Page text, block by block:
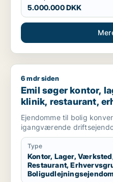
5.000.000 DKK
Emil søger kontor, lager,
6 mdr siden
Emil søger kontor,
klinik, restaurant,
produktionslokaler
Nordsjælland
Ejendomme til bolig
igangværende
Type
Kontor, Lager,
Restaurant,